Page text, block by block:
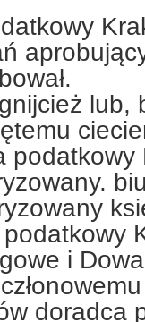
lub,
i
doradca